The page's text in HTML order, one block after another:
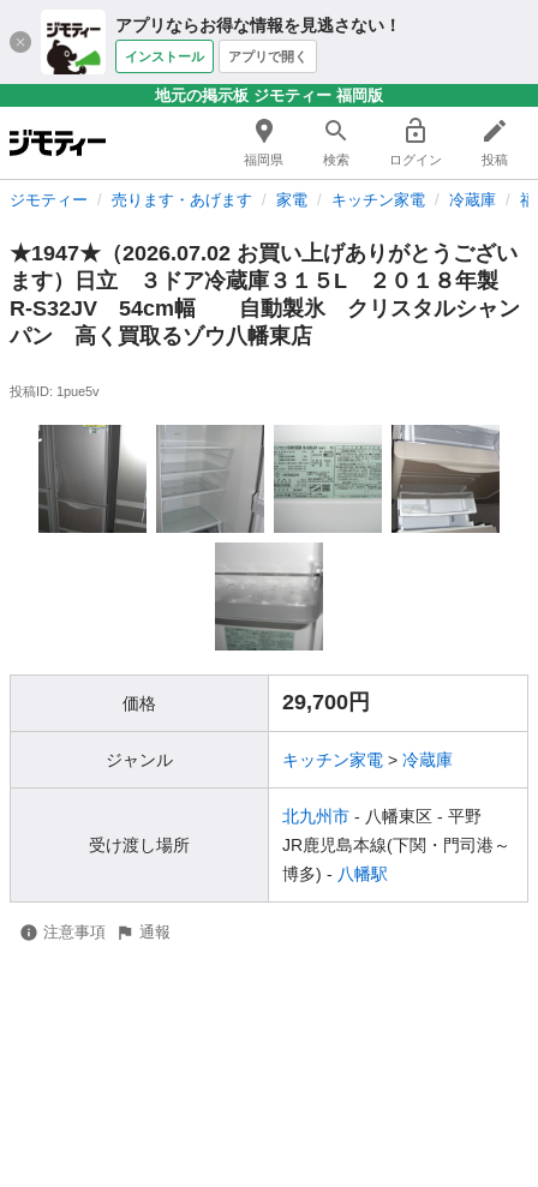
アプリならお得な情報を見逃さない！
インストール アプリで開く
地元の掲示板 ジモティー 福岡版
福岡県 検索 ログイン 投稿
ジモティー 売ります・あげます 家電 キッチン家電 冷蔵庫
★1947★（2026.07.02 お買い上げありがとうござい
ます）日立 ３ドア冷蔵庫３１５L ２０１８年製
R-S32JV 54cm幅 自動製氷 クリスタルシャン
パン 高く買取るゾウ八幡東店
投稿ID: 1pue5v
価格 29,700円
ジャンル キッチン家電 > 冷蔵庫
受け渡し場所
北九州市 - 八幡東区 - 平野
JR鹿児島本線(下関・門司港～
博多) - 八幡駅
注意事項 通報